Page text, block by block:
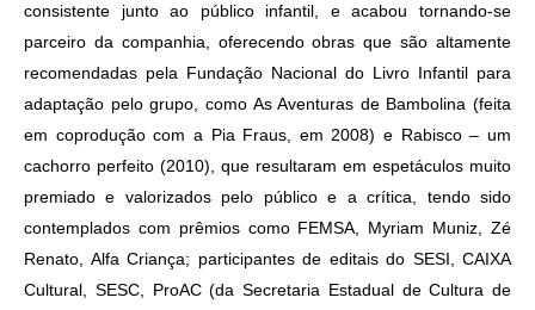
consistente junto ao público infantil, e acabou tornando-se
parceiro da companhia, oferecendo obras que são altamente
recomendadas pela Fundação Nacional do Livro Infantil para
adaptação pelo grupo, como As Aventuras de Bambolina (feita
em coprodução com a Pia Fraus, em 2008) e Rabisco – um
cachorro perfeito (2010), que resultaram em espetáculos muito
premiado e valorizados pelo público e a crítica, tendo sido
contemplados com prêmios como FEMSA, Myriam Muniz, Zé
Renato, Alfa Criança; participantes de editais do SESI, CAIXA
Cultural, SESC, ProAC (da Secretaria Estadual de Cultura de